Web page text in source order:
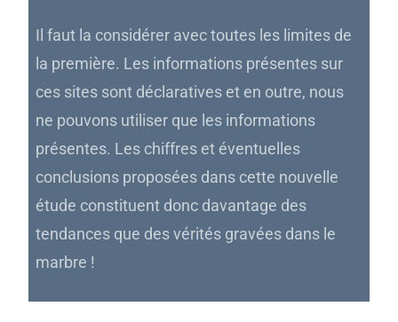
Il faut la considérer avec toutes les limites de
la première. Les informations présentes sur
ces sites sont déclaratives et en outre, nous
ne pouvons utiliser que les informations
présentes. Les chiffres et éventuelles
conclusions proposées dans cette nouvelle
étude constituent donc davantage des
tendances que des vérités gravées dans le
marbre !